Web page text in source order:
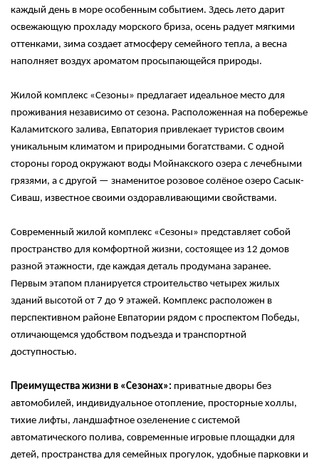
каждый день в море особенным событием. Здесь лето дарит
освежающую прохладу морского бриза, осень радует мягкими
оттенками, зима создает атмосферу семейного тепла, а весна
наполняет воздух ароматом просыпающейся природы.
Жилой комплекс «Сезоны» предлагает идеальное место для
проживания независимо от сезона. Расположенная на побережье
Каламитского залива, Евпатория привлекает туристов своим
уникальным климатом и природными богатствами. С одной
стороны город окружают воды Мойнакского озера с лечебными
грязями, а с другой — знаменитое розовое солёное озеро Сасык-
Сиваш, известное своими оздоравливающими свойствами.
Современный жилой комплекс «Сезоны» представляет собой
пространство для комфортной жизни, состоящее из 12 домов
разной этажности, где каждая деталь продумана заранее.
Первым этапом планируется строительство четырех жилых
зданий высотой от 7 до 9 этажей. Комплекс расположен в
перспективном районе Евпатории рядом с проспектом Победы,
отличающемся удобством подъезда и транспортной
доступностью.
Преимущества жизни в «Сезонах»: приватные дворы без
автомобилей, индивидуальное отопление, просторные холлы,
тихие лифты, ландшафтное озеленение с системой
автоматического полива, современные игровые площадки для
детей, пространства для семейных прогулок, удобные парковки и